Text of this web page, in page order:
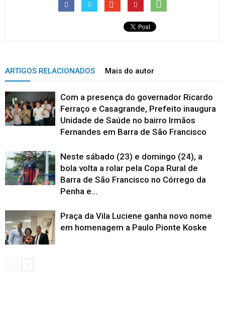
ARTIGOS RELACIONADOS Mais do autor
Com a presença do governador Ricardo
Ferraço e Casagrande, Prefeito inaugura
Unidade de Saúde no bairro Irmãos
Fernandes em Barra de São Francisco
Neste sábado (23) e domingo (24), a
bola volta a rolar pela Copa Rural de
Barra de São Francisco no Córrego da
Penha e...
Praça da Vila Luciene ganha novo nome
em homenagem a Paulo Pionte Koske